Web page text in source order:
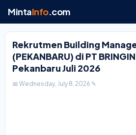
MintaInfo.com
Rekrutmen Building
(PEKANBARU) di PT
Pekanbaru Juli 2026
📅 Wednesday, July 8, 2026 ✎